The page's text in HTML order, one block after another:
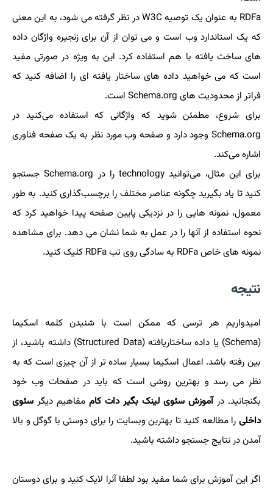
RDFa به عنوان یک توصیه W3C در نظر گرفته می شود، به این معنی
که یک استاندارد وب است و می توان از آن برای زنجیره واژگان داده
های ساخت یافته با هم استفاده کرد. این به ویژه در صورتی مفید
است که می خواهید داده های ساختار یافته ای را اضافه کنید که
فراتر از محدودیت های Schema.org است.
برای شروع، مطمئن شوید که واژگانی که استفاده می‌کنید در
Schema.org وجود دارد و صفحه وب مورد نظر به یک صفحه فناوری
اشاره می‌کند.
برای این مثال، می‌توانید technology را در Schema.org جستجو
کنید تا یاد بگیرید چگونه عناصر مختلف را برچسب‌گذاری کنید. به طور
معمول، نمونه هایی را در نزدیکی پایین صفحه پیدا خواهید کرد که
نحوه استفاده از آنها را در عمل به شما نشان می دهد. برای مشاهده
نمونه های خاص RDFa به سادگی روی تب RDFa کلیک کنید.
نتیجه
امیدواریم هر ترسی که ممکن است با شنیدن کلمه اسکیما
(Schema) یا داده ساختاریافته (Structured Data) داشته باشید، از
بین رفته باشد. اعمال اسکیما بسیار ساده تر از آن چیزی است که به
نظر می رسد و بهترین روشی است که باید در صفحات وب خود
بگنجانید. درآموزش سئوی لینک بگیر دات کام مفاهیم دیگر سئوی
داخلی را مطالعه کنید تا بهترین وبسایت را برای دوستی با گوگل و بالا
آمدن در نتایج جستجو داشته باشید.
اگر این آموزش برای شما مفید بود لطفا آنرا لایک کنید و برای دوستان